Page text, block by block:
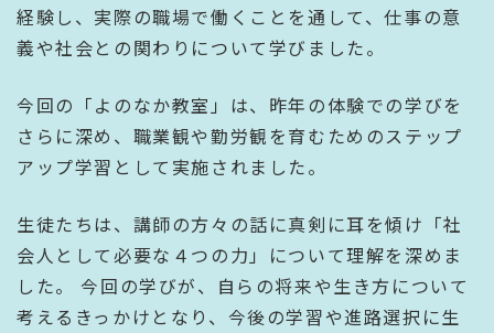
経験し、実際の職場で働くことを通して、仕事の意
義や社会との関わりについて学びました。
今回の「よのなか教室」は、昨年の体験での学びを
さらに深め、職業観や勤労観を育むためのステップ
アップ学習として実施されました。
生徒たちは、講師の方々の話に真剣に耳を傾け「社
会人として必要な４つの力」について理解を深めま
した。 今回の学びが、自らの将来や生き方について
考えるきっかけとなり、今後の学習や進路選択に生